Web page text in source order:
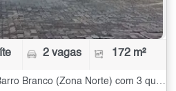
2 vagas 172 m²
Casa Térrea à Venda no Barro Branco (Zona Norte) com 3 quartos - 172 m²